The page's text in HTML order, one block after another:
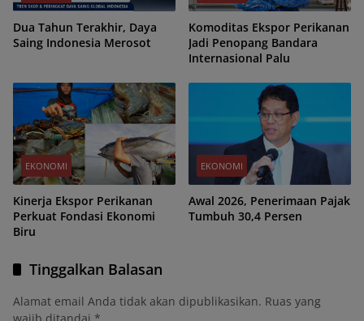
Dua Tahun Terakhir, Daya
Saing Indonesia Merosot
Komoditas Ekspor Perikanan
Jadi Penopang Bandara
Internasional Palu
EKONOMI
Kinerja Ekspor Perikanan
Perkuat Fondasi Ekonomi
Biru
EKONOMI
Awal 2026, Penerimaan Pajak
Tumbuh 30,4 Persen
Tinggalkan Balasan
Alamat email Anda tidak akan dipublikasikan. Ruas yang